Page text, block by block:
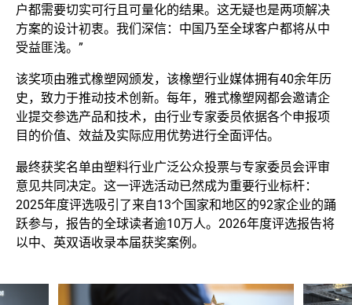
户都需要切实可行且可量化的结果。这无疑也是两项解决
方案的设计初衷。我们深信：中国乃至全球客户都将从中
受益匪浅。”
该奖项由雅式橡塑网颁发，该橡塑行业媒体拥有40余年历
史，致力于推动技术创新。每年，雅式橡塑网都会邀请企
业提交参选产品和技术，由行业专家委员依据各个申报项
目的价值、效益及实际应用优势进行全面评估。
最终获奖名单由塑料行业广泛公众投票与专家委员会评审
意见共同决定。这一评选活动已然成为重要行业标杆：
2025年度评选吸引了来自13个国家和地区的92家企业的踊
跃参与，报告的全球读者逾10万人。2026年度评选报告将
以中、英双语收录本届获奖案例。